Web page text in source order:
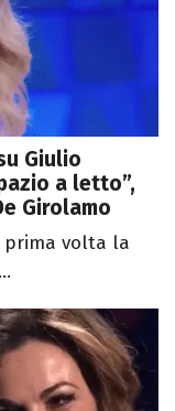
Giulio
a letto”,
Girolamo
prima volta la